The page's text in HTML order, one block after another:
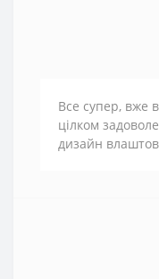
Все супер, вже
цілком
дизайн